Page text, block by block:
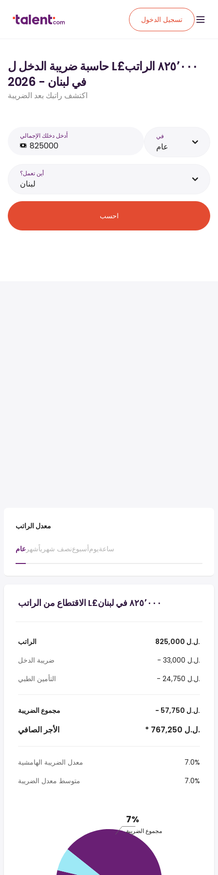
تسجيل الدخول
حاسبة ضريبة الدخل ل L£‏٨٢٥٬٠٠٠ الراتب
في لبنان - 2026
اكتشف راتبك بعد الضريبة
أَدخل دخلك الإجمالي في
عام
أين تعمل؟
لبنان
احسب
معدل الراتب
عام شهرنصف شهرياًأسبوعيومساعة
الراتب
825,000 ل.ل.‎
ضريبة الدخل
- 33,000 ل.ل.‎
التأمين الطبي
- 24,750 ل.ل.‎
مجموع الضريبة - 57,750 ل.ل.‎
الأجر الصافي * 767,250 ل.ل.‎
معدل الضريبة الهامشية
7.0%
متوسط معدل الضريبة
7.0%
7%
مجموع الضريبة